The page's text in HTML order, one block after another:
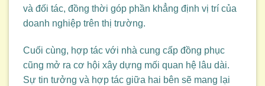
và đối tác, đồng thời góp phần khẳng định vị trí của
doanh nghiệp trên thị trường.
Cuối cùng, hợp tác với nhà cung cấp đồng phục
cũng mở ra cơ hội xây dựng mối quan hệ lâu dài.
Sự tin tưởng và hợp tác giữa hai bên sẽ mang lại